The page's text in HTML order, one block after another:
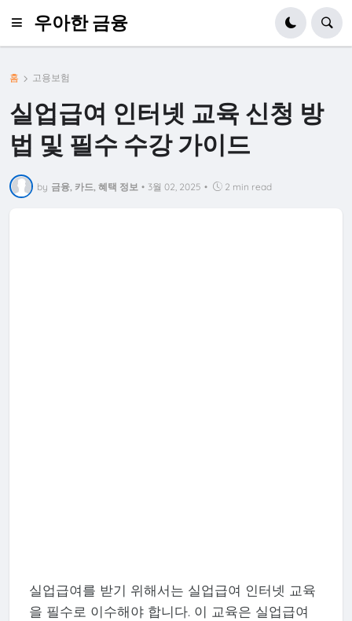
우아한 금융
홈 고용보험
실업급여 인터넷 교육 신청 방
법 및 필수 수강 가이드
by 금융, 카드, 혜택 정보 • 3월 02, 2025 • 2 min read
실업급여를 받기 위해서는 실업급여 인터넷 교육
을 필수로 이수해야 합니다. 이 교육은 실업급여